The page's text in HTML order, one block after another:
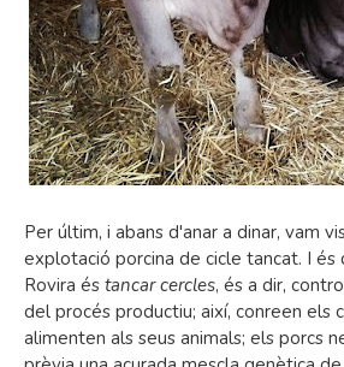
Per últim, i abans d'anar a dinar, vam
explotació porcina de cicle tancat. I és
Rovira és tancar cercles, és a dir,
del procés productiu; així, conreen els
alimenten als seus animals; els porcs